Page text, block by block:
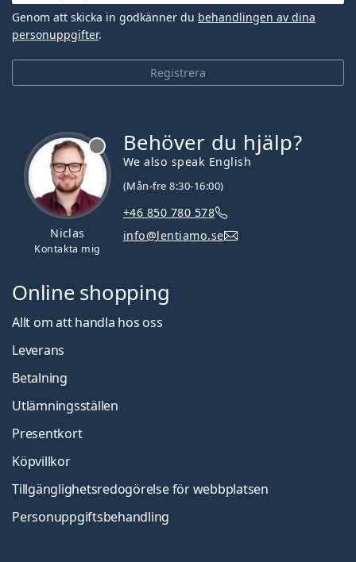
Registrera
Genom att skicka in godkänner du behandlingen av dina
personuppgifter.
Niclas
Kontakta mig
Behöver du hjälp?
We also speak English
(Mån-fre 8:30-16:00)
+46 850 780 578
info@lentiamo.se
Online shopping
Allt om att handla hos oss
Leverans
Betalning
Utlämningsställen
Presentkort
Köpvillkor
Tillgänglighetsredogörelse för webbplatsen
Personuppgiftsbehandling